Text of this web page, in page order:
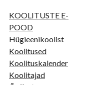
KOOLITUSTE E-
POOD
Hügieenikoolist
Koolitused
Koolituskalender
Koolitajad